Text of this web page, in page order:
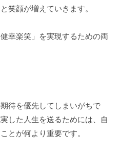
笑顔が増えていきます。
幸楽笑」を実現するための両
待を優先してしまいがちで
した人生を送るためには、自
とが何より重要です。